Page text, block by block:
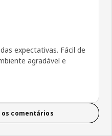
5 estrelas.
expectativas. Fácil de
agradável e
comentários